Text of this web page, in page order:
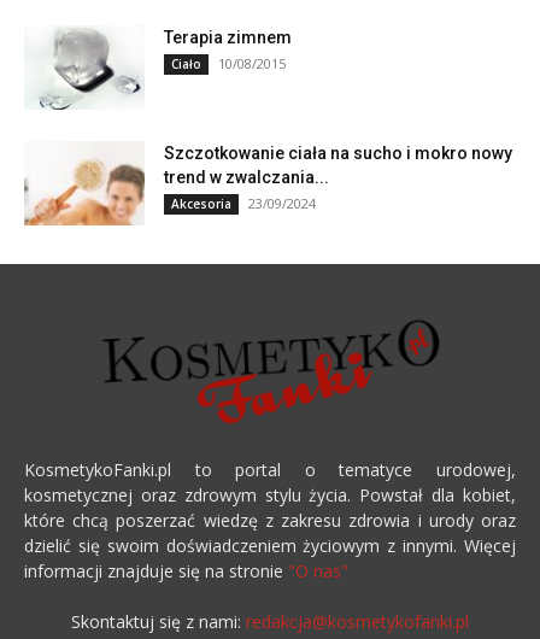
Terapia zimnem
Ciało 10/08/2015
Szczotkowanie ciała na sucho i mokro nowy
trend w zwalczania...
Akcesoria 23/09/2024
KosmetykoFanki.pl to portal o tematyce urodowej,
kosmetycznej oraz zdrowym stylu życia. Powstał dla kobiet,
które chcą poszerzać wiedzę z zakresu zdrowia i urody oraz
dzielić się swoim doświadczeniem życiowym z innymi. Więcej
informacji znajduje się na stronie "O nas"
Skontaktuj się z nami: redakcja@kosmetykofanki.pl